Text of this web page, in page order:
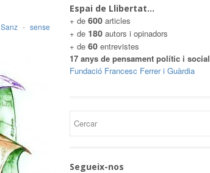
- sense
Espai de Llibertat…
+ de 600 articles
+ de 180 autors i opinadors
+ de 60 entrevistes
17 anys de pensament polític i social
Fundació Francesc Ferrer i Guàrdia
Segueix-nos